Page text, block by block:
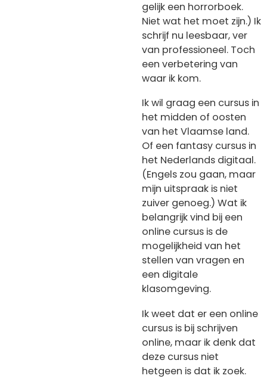
gelijk een horrorboek.
Niet wat het moet zijn.) Ik
schrijf nu leesbaar, ver
van professioneel. Toch
een verbetering van
waar ik kom.
Ik wil graag een cursus in
het midden of oosten
van het Vlaamse land.
Of een fantasy cursus in
het Nederlands digitaal.
(Engels zou gaan, maar
mijn uitspraak is niet
zuiver genoeg.) Wat ik
belangrijk vind bij een
online cursus is de
mogelijkheid van het
stellen van vragen en
een digitale
klasomgeving.
Ik weet dat er een online
cursus is bij schrijven
online, maar ik denk dat
deze cursus niet
hetgeen is dat ik zoek.